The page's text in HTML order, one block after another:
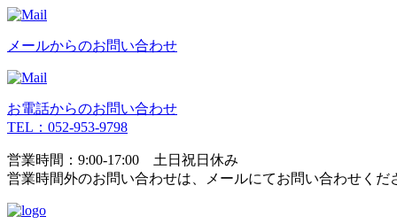
ジ
送
り
メールからのお問い合わせ
お電話からのお問い合わせ
TEL：052-953-9798
営業時間：9:00-17:00 土日祝日休み
営業時間外のお問い合わせは、
メールにてお問い合わせくだ